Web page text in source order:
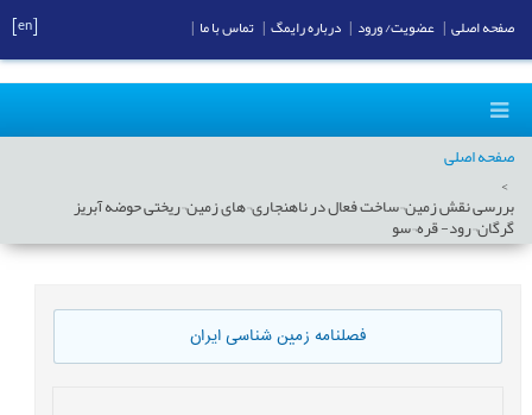
صفحه اصلی
بررسی نقش زمین¬ساخت فعال در ناهنجاری¬های زمین¬ریختی حوضه آبریز
گرگان¬رود- قره¬سو
فصلنامه زمین شناسی ایران
صفحه اصلی عضویت/ ورود درباره رایمگ تماس با ما